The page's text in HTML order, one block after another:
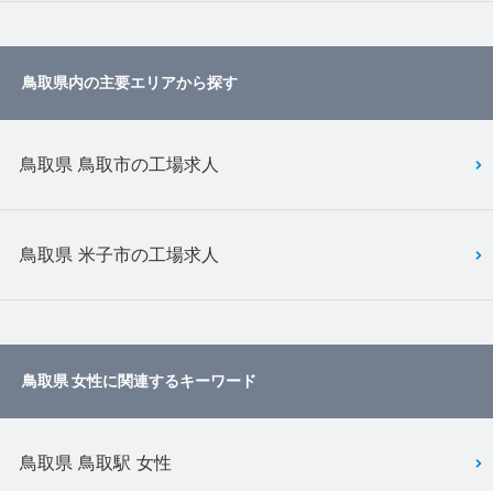
鳥取県内の主要エリアから探す
鳥取県 鳥取市の工場求人
鳥取県 米子市の工場求人
鳥取県 女性に関連するキーワード
鳥取県 鳥取駅 女性